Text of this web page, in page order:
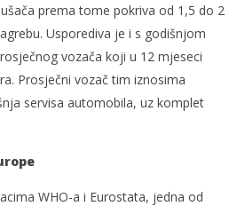
prema tome pokriva od 1,5 do 2
Usporediva je i s godišnjom
vozača koji u 12 mjeseci
Prosječni vozač tim iznosima
servisa automobila, uz komplet
WHO-a i Eurostata, jedna od